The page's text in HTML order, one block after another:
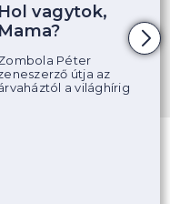
Hol vagytok,
Mama?
Péter
útja az
a világhírig